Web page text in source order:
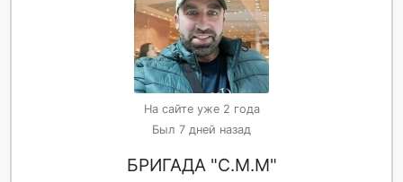
На сайте уже 2 года
Был 7 дней назад
БРИГАДА "С.М.М"